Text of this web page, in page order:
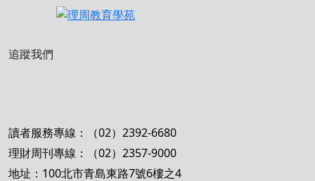
追蹤我們
讀者服務專線：（02）2392-6680
理財周刊專線：（02）2357-9000
地址：100北市青島東路7號6樓之4